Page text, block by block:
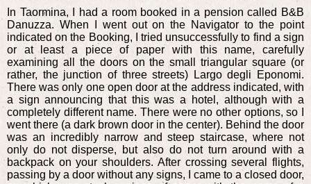
In Taormina, I had a room booked in a pension called B&B
Danuzza. When I went out on the Navigator to the point
indicated on the Booking, I tried unsuccessfully to find a sign
or at least a piece of paper with this name, carefully
examining all the doors on the small triangular square (or
rather, the junction of three streets) Largo degli Eponomi.
There was only one open door at the address indicated, with
a sign announcing that this was a hotel, although with a
completely different name. There were no other options, so I
went there (a dark brown door in the center). Behind the door
was an incredibly narrow and steep staircase, where not
only do not disperse, but also do not turn around with a
backpack on your shoulders. After crossing several flights,
passing by a door without any signs, I came to a closed door,